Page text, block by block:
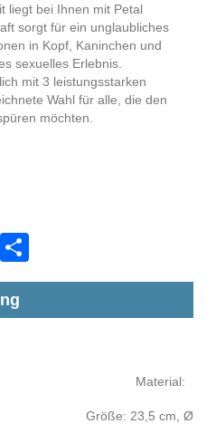
liegt bei Ihnen mit Petal
sorgt für ein unglaubliches
in Kopf, Kaninchen und
sexuelles Erlebnis.
mit 3 leistungsstarken
Wahl für alle, die den
möchten.
LinkedIn
Material:
Größe: 23,5 cm, Ø